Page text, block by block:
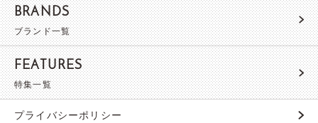
BRANDS
ブランド一覧
FEATURES
特集一覧
プライバシーポリシー